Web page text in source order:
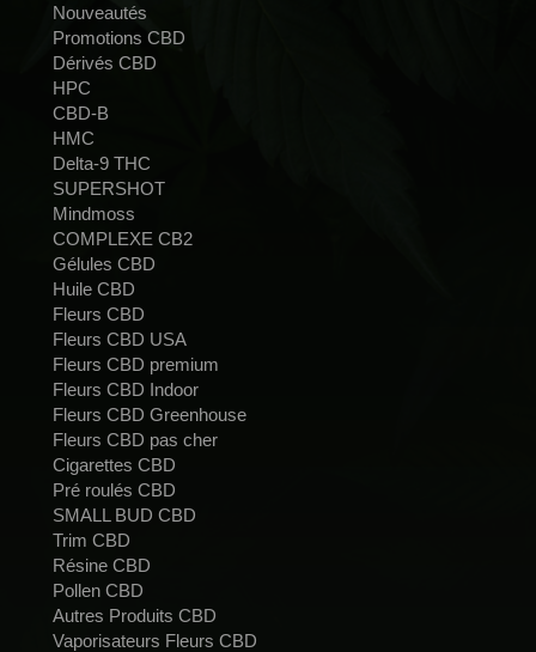
Nouveautés
Promotions CBD
Dérivés CBD
HPC
CBD-B
HMC
Delta-9 THC
SUPERSHOT
Mindmoss
COMPLEXE CB2
Gélules CBD
Huile CBD
Fleurs CBD
Fleurs CBD USA
Fleurs CBD premium
Fleurs CBD Indoor
Fleurs CBD Greenhouse
Fleurs CBD pas cher
Cigarettes CBD
Pré roulés CBD
SMALL BUD CBD
Trim CBD
Résine CBD
Pollen CBD
Autres Produits CBD
Vaporisateurs Fleurs CBD